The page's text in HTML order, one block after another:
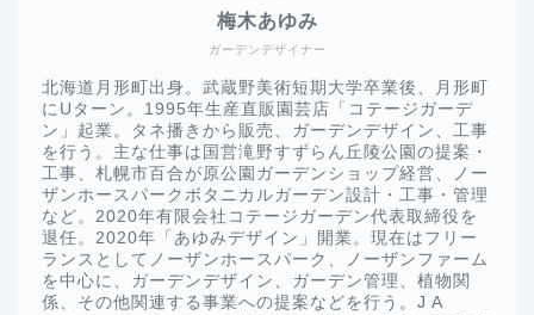
ガーデンデザイナー
梅木あゆみ
北海道月形町出身。武蔵野美術短期大学卒業後、月形町
にUターン。1995年生産直販園芸店「コテージガーデ
ン」起業。タネ播きから販売、ガーデンデザイン、工事
を行う。主な仕事は国営滝野すずらん丘陵公園の提案・
工事、札幌市百合が原公園ガーデンショップ経営、ノー
ザンホースパークボタニカルガーデン設計・工事・管理
など。2020年有限会社コテージガーデン代表取締役を
退任。2020年「あゆみデザイン」開業。現在はフリー
ランスとしてノーザンホースパーク、ノーザンファーム
を中心に、ガーデンデザイン、ガーデン管理、植物関
係、その他関連する事業への提案などを行う。J A